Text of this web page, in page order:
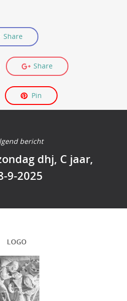
Share
Share
Pin
bericht
dhj, C jaar,
9-2025
LOGO